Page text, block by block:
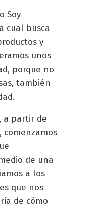
Soy
cual busca
y
unos
porque no
también
a partir de
de una
a los
que nos
de cómo